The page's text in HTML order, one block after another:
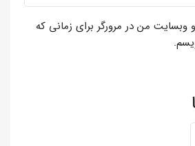
وبسایت من در مرورگر برای زمانی که